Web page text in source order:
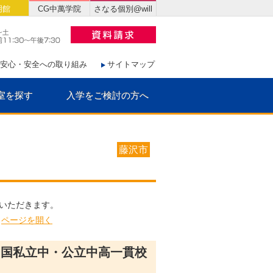
安心・安全への取り組み サイトマップ
を探す 入学をご検討の方へ
館 CG中萬学院 さなる個別@will
藤沢市
ただきます。
ページを開く
私立中・公立中高一貫校